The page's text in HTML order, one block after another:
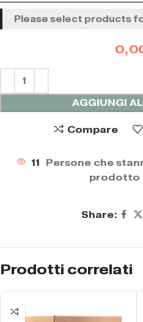
Please select products
AGGIUNGI
Compare
11
Persone che
prodotto
Share:
Prodotti correlati